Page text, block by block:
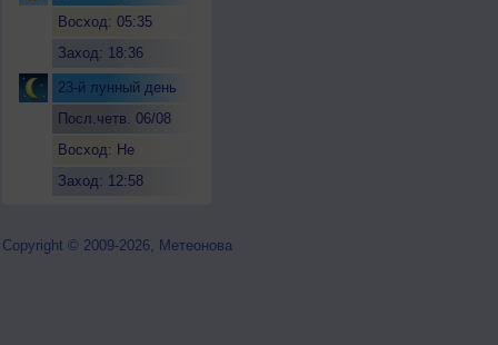
Восход: 05:35
Заход: 18:36
23-й лунный день
Посл.четв. 06/08
Восход: Не
Заход: 12:58
Copyright © 2009-2026, Метеонова